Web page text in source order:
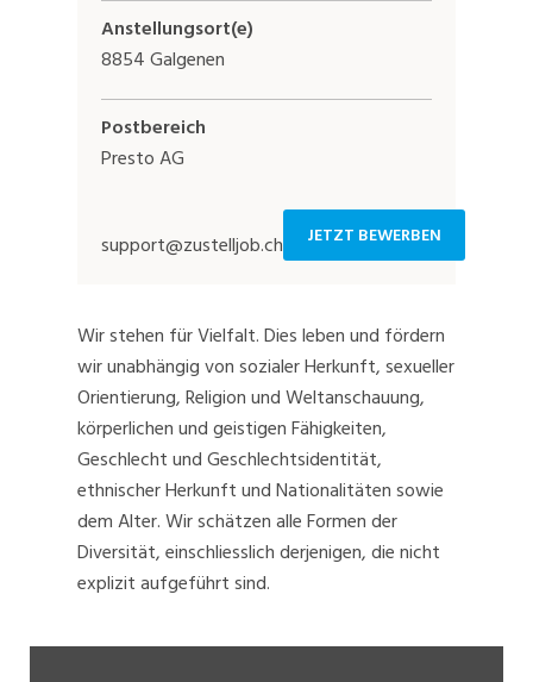
Anstellungsort(e)
8854 Galgenen
Postbereich
Presto AG
support@zustelljob.ch JETZT BEWERBEN
Wir stehen für Vielfalt. Dies leben und fördern
wir unabhängig von sozialer Herkunft, sexueller
Orientierung, Religion und Weltanschauung,
körperlichen und geistigen Fähigkeiten,
Geschlecht und Geschlechtsidentität,
ethnischer Herkunft und Nationalitäten sowie
dem Alter. Wir schätzen alle Formen der
Diversität, einschliesslich derjenigen, die nicht
explizit aufgeführt sind.